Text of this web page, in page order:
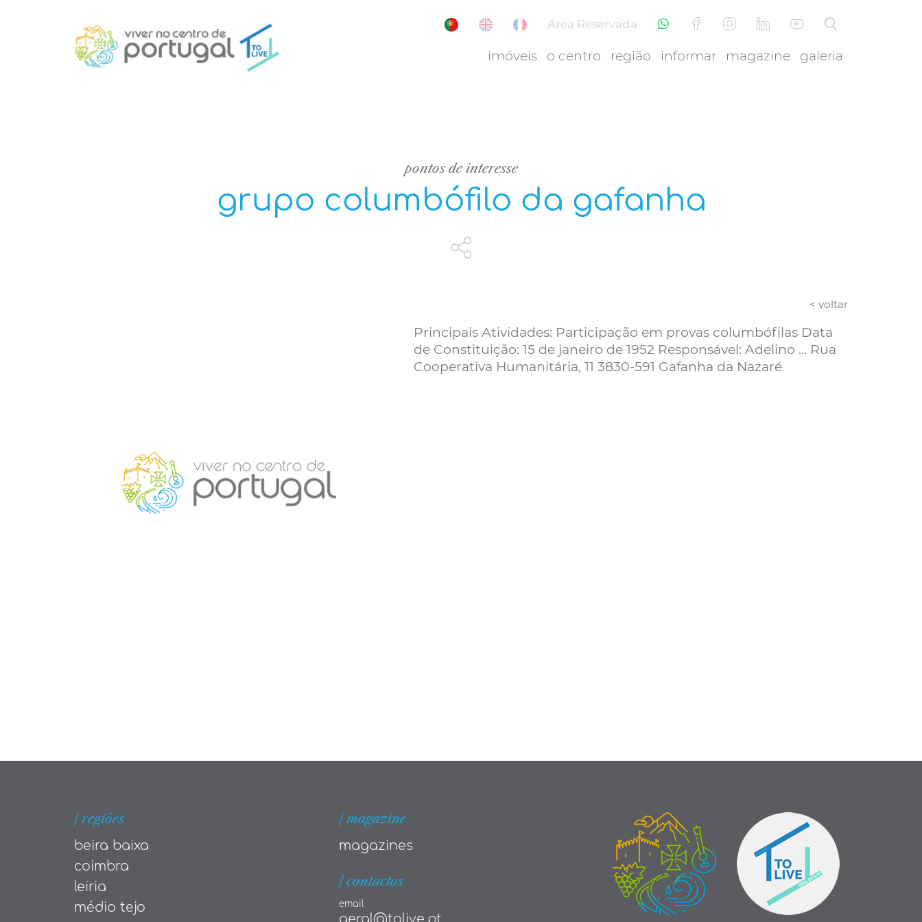
Área Reservada
imóveis o centro região informar magazine galeria
pontos de interesse
grupo columbófilo da gafanha
< voltar
Principais Atividades: Participação em provas columbófilas Data
de Constituição: 15 de janeiro de 1952 Responsável: Adelino ... Rua
Cooperativa Humanitária, 11 3830-591 Gafanha da Nazaré
| regiões
beira baixa
coimbra
leiria
médio tejo
| magazine
magazines
| contactos
email